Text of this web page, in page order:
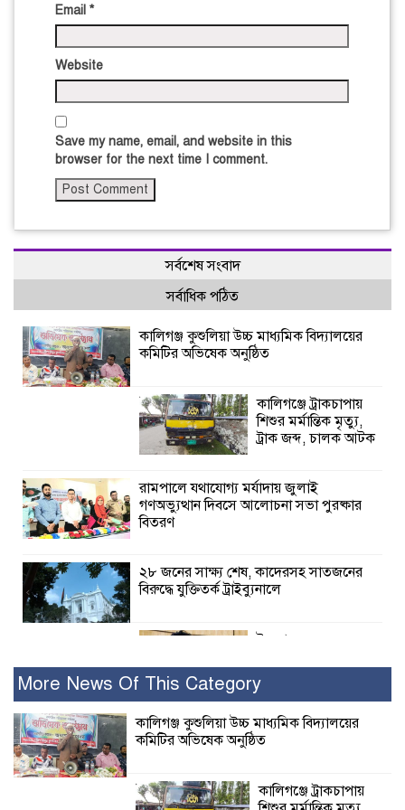
Email *
Website
Save my name, email, and website in this
browser for the next time I comment.
সর্বশেষ সংবাদ
সর্বাধিক পঠিত
কালিগঞ্জ কুশুলিয়া উচ্চ মাধ্যমিক বিদ্যালয়ের
কমিটির অভিষেক অনুষ্ঠিত
কালিগঞ্জে ট্রাকচাপায়
শিশুর মর্মান্তিক মৃত্যু,
ট্রাক জব্দ, চালক আটক
রামপালে যথাযোগ্য মর্যাদায় জুলাই
গণঅভ্যুত্থান দিবসে আলোচনা সভা পুরষ্কার
বিতরণ
২৮ জনের সাক্ষ্য শেষ, কাদেরসহ সাতজনের
বিরুদ্ধে যুক্তিতর্ক ট্রাইব্যুনালে
ইসলামের সবচেয়ে
নুর
পাঁচ মাসে সরকারের দোষ দিচ্ছেন, আপনারা
More News Of This Category
কালিগঞ্জ কুশুলিয়া উচ্চ মাধ্যমিক বিদ্যালয়ের
কমিটির অভিষেক অনুষ্ঠিত
কালিগঞ্জে ট্রাকচাপায়